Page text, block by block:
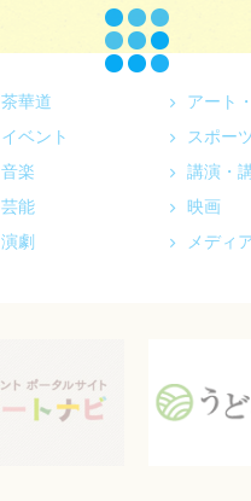
茶華道
イベント
音楽
芸能
演劇
アート
スポー
講演・
映画
メディ